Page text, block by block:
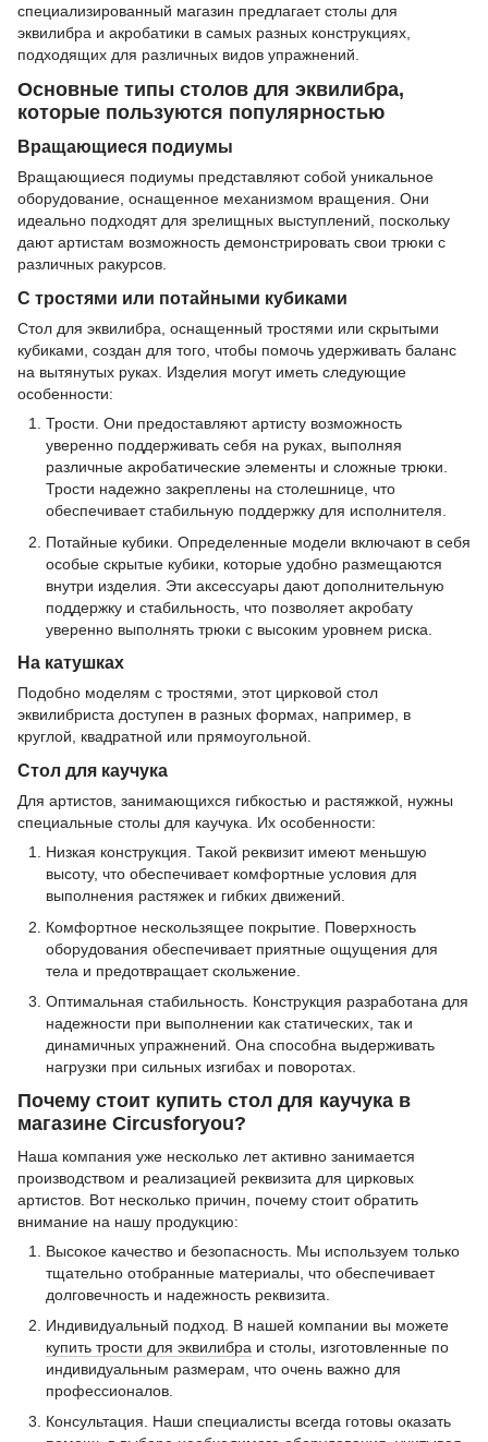
специализированный магазин предлагает столы для
эквилибра и акробатики в самых разных конструкциях,
подходящих для различных видов упражнений.
Основные типы столов для эквилибра,
которые пользуются популярностью
Вращающиеся подиумы
Вращающиеся подиумы представляют собой уникальное
оборудование, оснащенное механизмом вращения. Они
идеально подходят для зрелищных выступлений, поскольку
дают артистам возможность демонстрировать свои трюки с
различных ракурсов.
С тростями или потайными кубиками
Стол для эквилибра, оснащенный тростями или скрытыми
кубиками, создан для того, чтобы помочь удерживать баланс
на вытянутых руках. Изделия могут иметь следующие
особенности:
Трости. Они предоставляют артисту возможность
уверенно поддерживать себя на руках, выполняя
различные акробатические элементы и сложные трюки.
Трости надежно закреплены на столешнице, что
обеспечивает стабильную поддержку для исполнителя.
Потайные кубики. Определенные модели включают в себя
особые скрытые кубики, которые удобно размещаются
внутри изделия. Эти аксессуары дают дополнительную
поддержку и стабильность, что позволяет акробату
уверенно выполнять трюки с высоким уровнем риска.
На катушках
Подобно моделям с тростями, этот цирковой стол
эквилибриста доступен в разных формах, например, в
круглой, квадратной или прямоугольной.
Стол для каучука
Для артистов, занимающихся гибкостью и растяжкой, нужны
специальные столы для каучука. Их особенности:
Низкая конструкция. Такой реквизит имеют меньшую
высоту, что обеспечивает комфортные условия для
выполнения растяжек и гибких движений.
Комфортное нескользящее покрытие. Поверхность
оборудования обеспечивает приятные ощущения для
тела и предотвращает скольжение.
Оптимальная стабильность. Конструкция разработана для
надежности при выполнении как статических, так и
динамичных упражнений. Она способна выдерживать
нагрузки при сильных изгибах и поворотах.
Почему стоит купить стол для каучука в
магазине Circusforyou?
Наша компания уже несколько лет активно занимается
производством и реализацией реквизита для цирковых
артистов. Вот несколько причин, почему стоит обратить
внимание на нашу продукцию:
Высокое качество и безопасность. Мы используем только
тщательно отобранные материалы, что обеспечивает
долговечность и надежность реквизита.
Индивидуальный подход. В нашей компании вы можете
купить трости для эквилибра и столы, изготовленные по
индивидуальным размерам, что очень важно для
профессионалов.
Консультация. Наши специалисты всегда готовы оказать